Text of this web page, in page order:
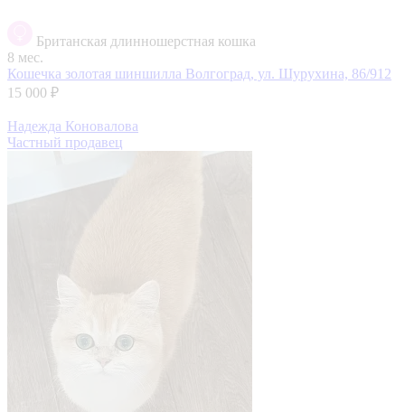
Британская длинношерстная кошка
8 мес.
Кошечка золотая шиншилла Волгоград, ул. Шурухина, 86/912
15 000 ₽
Надежда Коновалова
Частный продавец